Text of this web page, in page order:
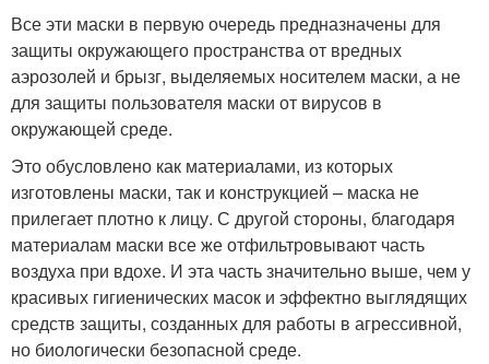
Все эти маски в первую очередь предназначены для
защиты окружающего пространства от вредных
аэрозолей и брызг, выделяемых носителем маски, а не
для защиты пользователя маски от вирусов в
окружающей среде.
Это обусловлено как материалами, из которых
изготовлены маски, так и конструкцией – маска не
прилегает плотно к лицу. С другой стороны, благодаря
материалам маски все же отфильтровывают часть
воздуха при вдохе. И эта часть значительно выше, чем у
красивых гигиенических масок и эффектно выглядящих
средств защиты, созданных для работы в агрессивной,
но биологически безопасной среде.